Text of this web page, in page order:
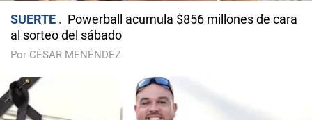
SUERTE
Powerball acumula $856 millones de cara
al sorteo del sábado
Por CÉSAR MENÉNDEZ